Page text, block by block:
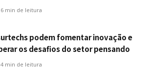
6 min de leitura
podem fomentar inovação e
os desafios do setor pensando
da caixa em 2025
4 min de leitura